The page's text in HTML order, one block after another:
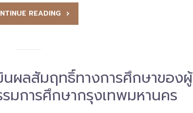
READING
นผลสัมฤทธิ์ทางการศึกษาของผู้
มการศึกษากรุงเทพมหานคร